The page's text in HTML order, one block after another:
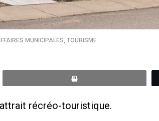
MUNICIPALES, TOURISME
récréo-touristique.